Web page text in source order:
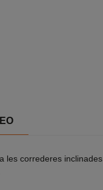
les correderes inclinades.